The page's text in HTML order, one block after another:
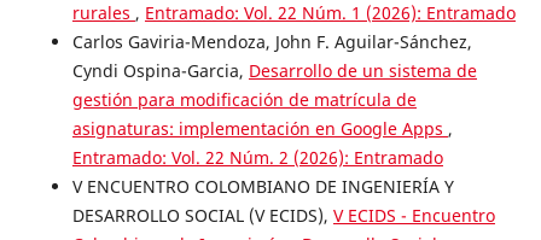
rurales , Entramado: Vol. 22 Núm. 1 (2026): Entramado
Carlos Gaviria-Mendoza, John F. Aguilar-Sánchez,
Cyndi Ospina-Garcia, Desarrollo de un sistema de
gestión para modificación de matrícula de
asignaturas: implementación en Google Apps ,
Entramado: Vol. 22 Núm. 2 (2026): Entramado
V ENCUENTRO COLOMBIANO DE INGENIERÍA Y
DESARROLLO SOCIAL (V ECIDS), V ECIDS - Encuentro